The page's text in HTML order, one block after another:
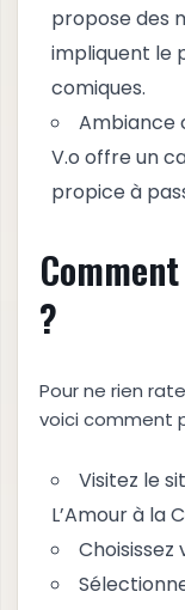
propose des
impliquent le
comiques.
Ambiance
V.o offre un
propice à
?
Pour ne rien
voici comment
Visitez le
L’Amour à la
Choisissez